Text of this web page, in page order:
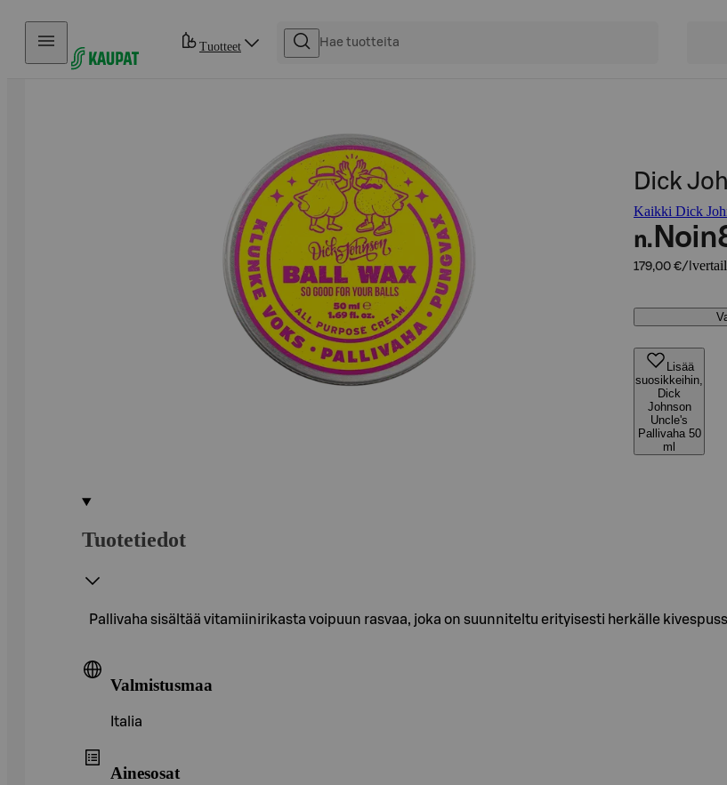
Hyppää sisältöön
Tuotteet
Dick
Kaikki Dick
n. Noin
179,00 €/l
Lisää
suosikkeihin,
Dick
Johnson
Uncle's
Pallivaha 50
ml
Tuotetiedot
Pallivaha sisältää vitamiinirikasta voipuun rasvaa, joka on suunniteltu erityisesti herkälle
Valmistusmaa
Italia
Ainesosat